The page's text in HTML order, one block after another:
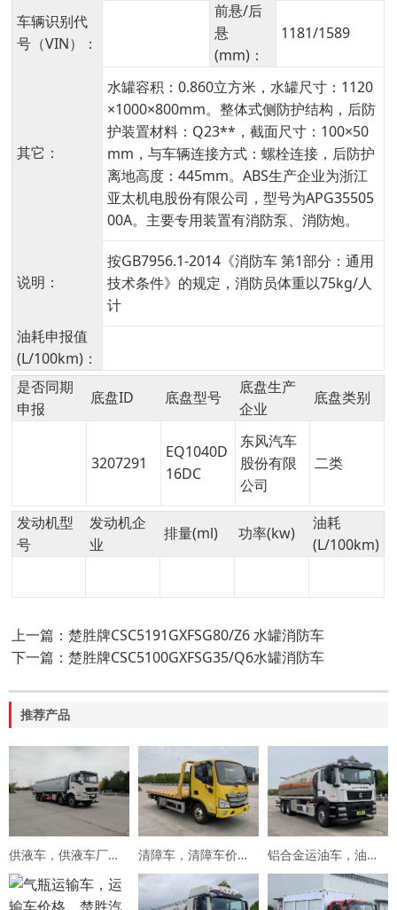
车辆识别代
号（VIN）：
前悬/后
悬
(mm)：
1181/1589
其它：
水罐容积：0.860立方米，水罐尺寸：1120
×1000×800mm。整体式侧防护结构，后防
护装置材料：Q23**，截面尺寸：100×50
mm，与车辆连接方式：螺栓连接，后防护
离地高度：445mm。ABS生产企业为浙江
亚太机电股份有限公司，型号为APG35505
00A。主要专用装置有消防泵、消防炮。
说明：
按GB7956.1-2014《消防车 第1部分：通用
技术条件》的规定，消防员体重以75kg/人
计
油耗申报值
(L/100km)：
是否同期
申报
底盘ID 底盘型号
底盘生产
企业
底盘类别
3207291
EQ1040D
16DC
东风汽车
股份有限
公司
二类
发动机型
号
发动机企
业
排量(ml) 功率(kw)
油耗
(L/100km)
上一篇：楚胜牌CSC5191GXFSG80/Z6 水罐消防车
下一篇：楚胜牌CSC5100GXFSG35/Q6水罐消防车
推荐产品
供液车，供液车厂家，专用车厂家，楚胜集团 清障车，清障车价格，楚胜集团 铝合金运油车，油罐车，楚胜汽车集团